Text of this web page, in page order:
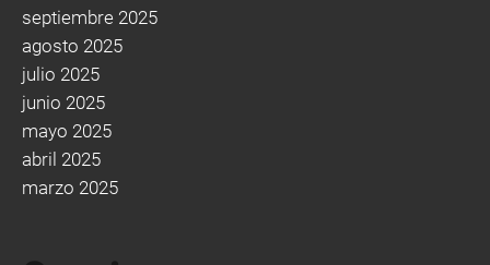
septiembre 2025
agosto 2025
julio 2025
junio 2025
mayo 2025
abril 2025
marzo 2025